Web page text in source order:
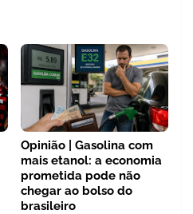
Opinião | Gasolina com
mais etanol: a economia
prometida pode não
chegar ao bolso do
brasileiro